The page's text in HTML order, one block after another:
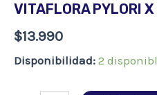
VITAFLORA PYLORI
$13.990
Disponibilidad: 2